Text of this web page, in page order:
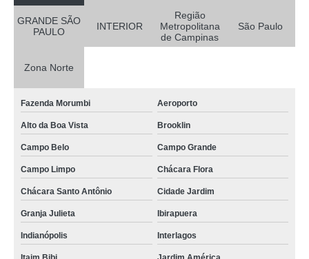
GRANDE SÃO
PAULO
INTERIOR
Região
Metropolitana
de Campinas
São Paulo
Zona Norte
Fazenda Morumbi Aeroporto
Alto da Boa Vista Brooklin
Campo Belo Campo Grande
Campo Limpo Chácara Flora
Chácara Santo Antônio Cidade Jardim
Granja Julieta Ibirapuera
Indianópolis Interlagos